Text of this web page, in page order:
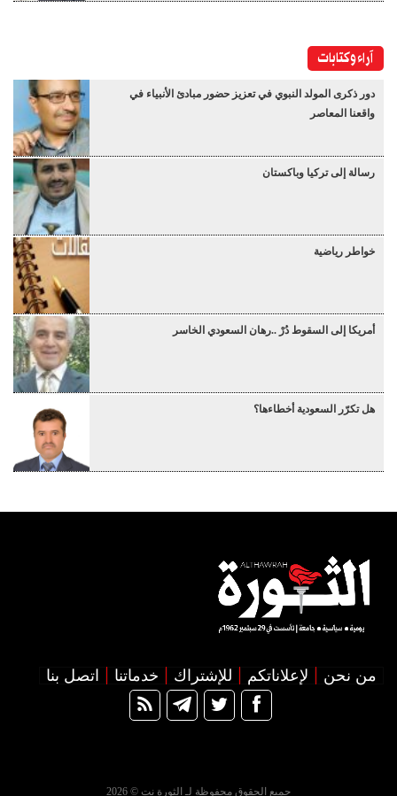
آراء وكتابات
دور ذكرى المولد النبوي في تعزيز حضور مبادئ الأنبياء في
واقعنا المعاصر
رسالة إلى تركيا وباكستان
خواطر رياضية
أمريكا إلى السقوط دُرْ ..رهان السعودي الخاسر
هل تكرّر السعودية أخطاءها؟
من نحن لإعلاناتكم للإشتراك خدماتنا اتصل بنا
جميع الحقوق محفوظة لـ الثورة نت © 2026